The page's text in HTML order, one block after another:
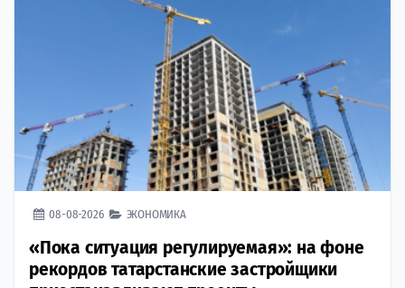
08-08-2026 ЭКОНОМИКА
«Пока ситуация регулируемая»: на фоне
рекордов татарстанские застройщики